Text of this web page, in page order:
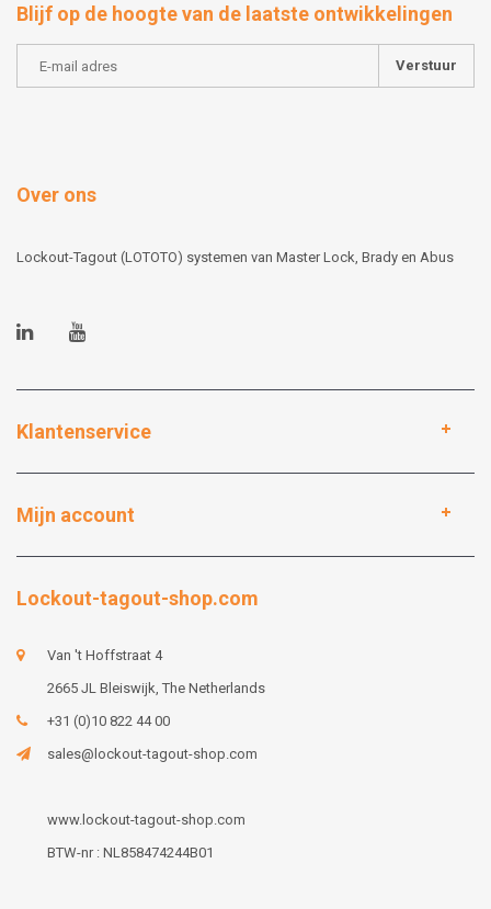
Blijf op de hoogte van de laatste ontwikkelingen
Verstuur
Over ons
Lockout-Tagout (LOTOTO) systemen van Master Lock, Brady en Abus
Klantenservice
Mijn account
Lockout-tagout-shop.com
Van 't Hoffstraat 4
2665 JL Bleiswijk, The Netherlands
+31 (0)10 822 44 00
sales@lockout-tagout-shop.com
www.lockout-tagout-shop.com
BTW-nr : NL858474244B01